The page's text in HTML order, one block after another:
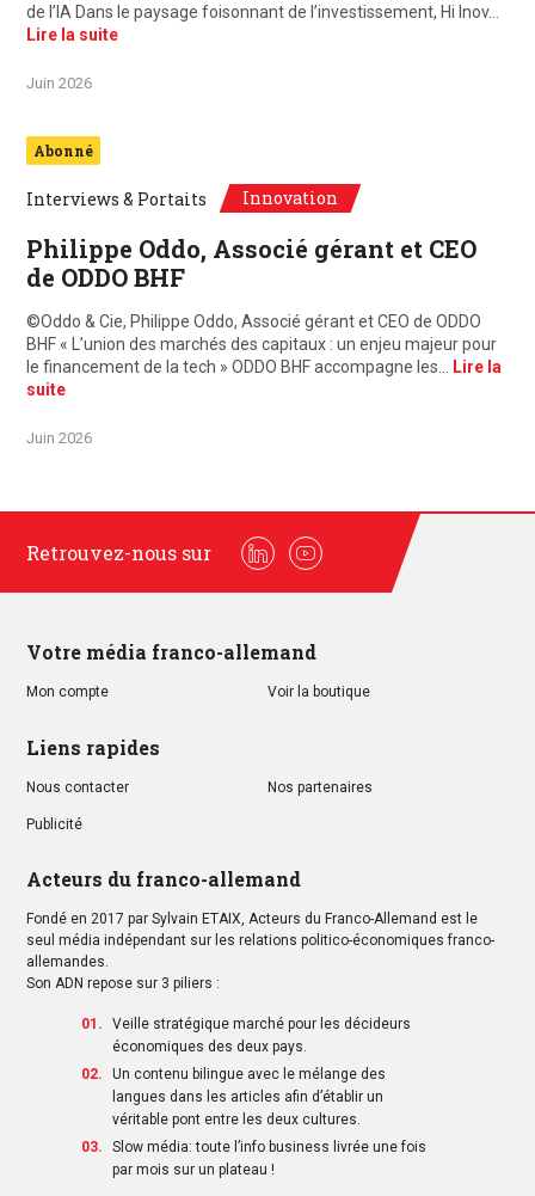
de l’IA Dans le paysage foisonnant de l’investissement, Hi Inov…
Lire la suite
Juin 2026
Abonné
Interviews & Portaits Innovation
Philippe Oddo, Associé gérant et CEO
de ODDO BHF
©Oddo & Cie, Philippe Oddo, Associé gérant et CEO de ODDO
BHF « L’union des marchés des capitaux : un enjeu majeur pour
le financement de la tech » ODDO BHF accompagne les…
Lire la
suite
Juin 2026
Retrouvez-nous sur
LinkedinYoutube
Votre média franco-allemand
Mon compte Voir la boutique
Liens rapides
Nous contacter Nos partenaires
Publicité
Acteurs du franco-allemand
Fondé en 2017 par Sylvain ETAIX, Acteurs du Franco-Allemand est le
seul média indépendant sur les relations politico-économiques franco-
allemandes.
Son ADN repose sur 3 piliers :
Veille stratégique marché pour les décideurs
économiques des deux pays.
Un contenu bilingue avec le mélange des
langues dans les articles afin d’établir un
véritable pont entre les deux cultures.
Slow média: toute l’info business livrée une fois
par mois sur un plateau !